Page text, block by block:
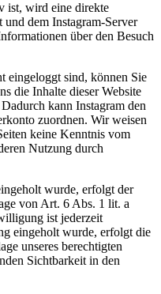
ist, wird eine direkte
dem Instagram-Server
über den Besuch
eingeloggt sind, können Sie
die Inhalte dieser Website
kann Instagram den
zuordnen. Wir weisen
keine Kenntnis vom
Nutzung durch
wurde, erfolgt der
von Art. 6 Abs. 1 lit. a
ist jederzeit
eingeholt wurde, erfolgt die
unseres berechtigten
Sichtbarkeit in den